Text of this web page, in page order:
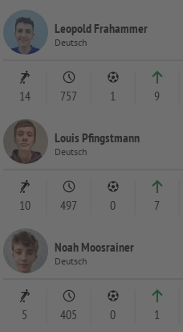
Leopold Frahammer
Deutsch
14 757 1 9
Louis Pfingstmann
Deutsch
10 497 0 7
Noah Moosrainer
Deutsch
5 405 0 1